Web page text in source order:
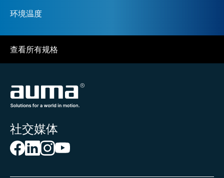
环境温度
查看所有规格
社交媒体